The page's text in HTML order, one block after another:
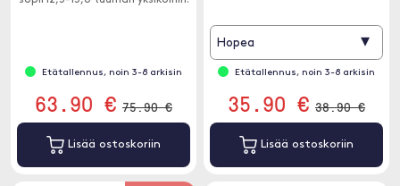
raskaan kuorman kantamisessa.
Etätallennus, noin 3-8 arkisin
63.90 € 75.90 €
Lisää ostoskoriin
Hopea ▾
Etätallennus, noin 3-8 arkisin
35.90 € 38.90 €
Lisää ostoskoriin